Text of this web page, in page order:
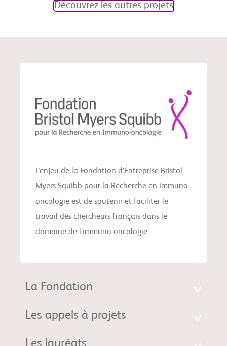
Découvrez les autres projets
L’enjeu de la Fondation d’Entreprise Bristol
Myers Squibb pour la Recherche en immuno-
oncologie est de soutenir et faciliter le
travail des chercheurs français dans le
domaine de l’immuno-oncologie.
La Fondation
Les appels à projets